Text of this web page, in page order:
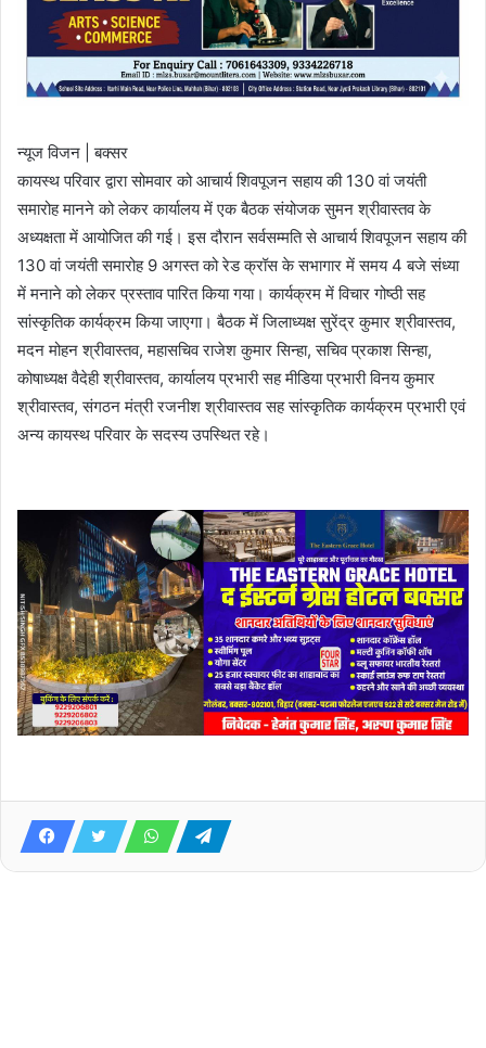
न्यूज विजन | बक्सर
कायस्थ परिवार द्वारा सोमवार को आचार्य शिवपूजन सहाय की 130 वां जयंती
समारोह मानने को लेकर कार्यालय में एक बैठक संयोजक सुमन श्रीवास्तव के
अध्यक्षता में आयोजित की गई। इस दौरान सर्वसम्मति से आचार्य शिवपूजन सहाय की
130 वां जयंती समारोह 9 अगस्त को रेड क्रॉस के सभागार में समय 4 बजे संध्या
में मनाने को लेकर प्रस्ताव पारित किया गया। कार्यक्रम में विचार गोष्ठी सह
सांस्कृतिक कार्यक्रम किया जाएगा। बैठक में जिलाध्यक्ष सुरेंद्र कुमार श्रीवास्तव,
मदन मोहन श्रीवास्तव, महासचिव राजेश कुमार सिन्हा, सचिव प्रकाश सिन्हा,
कोषाध्यक्ष वैदेही श्रीवास्तव, कार्यालय प्रभारी सह मीडिया प्रभारी विनय कुमार
श्रीवास्तव, संगठन मंत्री रजनीश श्रीवास्तव सह सांस्कृतिक कार्यक्रम प्रभारी एवं
अन्य कायस्थ परिवार के सदस्य उपस्थित रहे।